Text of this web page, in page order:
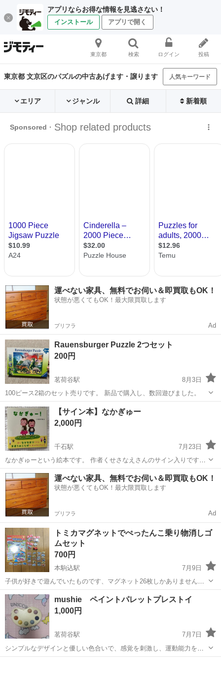
アプリならお得な情報を見逃さない！
インストール アプリで開く
東京都 検索 ログイン 投稿
東京都 文京区のパズルの中古あげます・譲ります 人気キーワード
エリア ジャンル 詳細 新着順
運べない家具、無料でお伺い＆即買取もOK！
状態が悪くてもOK！最大限買取します
プリフラ Ad
Rauensburger Puzzle 2つセット
200円
茗荷谷駅
8月3日
100ピース2箱のセット売りです。 新品で購入し、数回遊びました。
東京 文京区 茗荷谷駅 パズル
【サイン本】なかぎゅー
2,000円
千石駅
7月23日
なかぎゅーという絵本です。 作者くせさなえさんのサイン入りです。
とても可愛いです♡ 新品未読のお品物になります。 取引場所 千石一
丁目セブンイレブン前 郵送希望の場合は、送料ご負担いただけました
ら郵送も可能です。
東京 文京区 千石駅 パズル セブンイレブン
運べない家具、無料でお伺い＆即買取もOK！
状態が悪くてもOK！最大限買取します
プリフラ Ad
トミカマグネットでぺったんこ乗り物消しゴ
ムセット
700円
本駒込駅
7月9日
子供が好きで遊んでいたものです、マグネット26枚しかありませんが
乗り物好きのお子様にいかがでしょうか？ 駒込地域センター前で引き
渡し希望です。
東京 文京区 パズル
mushie ペイントパレットプレストイ
1,000円
茗荷谷駅
7月7日
シンプルなデザインと優しい色合いで、感覚を刺激し、運動能力を発
達させることができるプレストイ（プッシュポップ）です。丸いシリ